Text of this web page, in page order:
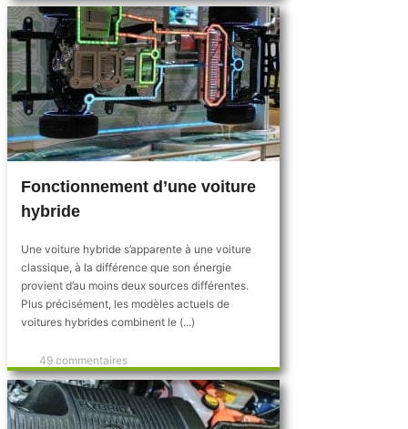
Fonctionnement d’une voiture
hybride
Une voiture hybride s’apparente à une voiture
classique, à la différence que son énergie
provient d’au moins deux sources différentes.
Plus précisément, les modèles actuels de
voitures hybrides combinent le (...)
49 commentaires